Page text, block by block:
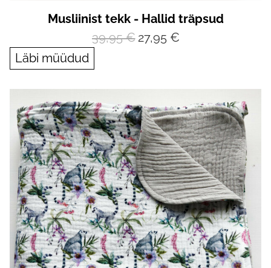
Musliinist tekk - Hallid träpsud
39,95 € 27,95 €
Läbi müüdud